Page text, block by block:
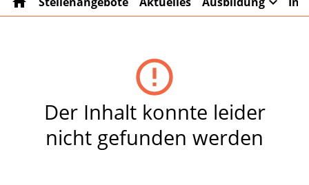
error_outline
Der Inhalt konnte leider
nicht gefunden werden